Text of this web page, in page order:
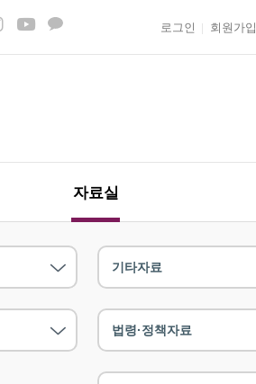
로그인 회원가입
자료실
기타자료
법령·정책자료